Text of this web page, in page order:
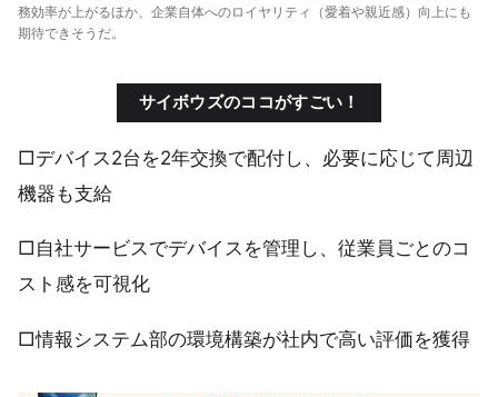
務効率が上がるほか、企業自体へのロイヤリティ（愛着や親近感）向上にも
期待できそうだ。
サイボウズのココがすごい！
□デバイス2台を2年交換で配付し、必要に応じて周辺
機器も支給
□自社サービスでデバイスを管理し、従業員ごとのコ
スト感を可視化
□情報システム部の環境構築が社内で高い評価を獲得